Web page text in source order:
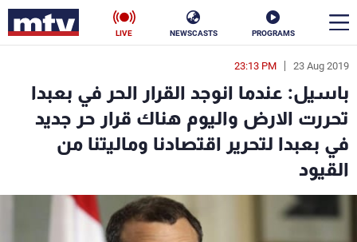
PROGRAMS
NEWSCASTS
LIVE
23 Aug 2019
23:13 PM
باسيل: عندما انوجد القرار الحر في بعبدا
تحررت الارض واليوم هناك قرار حر جديد
في بعبدا لتحرير اقتصادنا وماليتنا من
القيود
en
الأخبار
سياسة ناس
إقتصاد
منوعات رياضة